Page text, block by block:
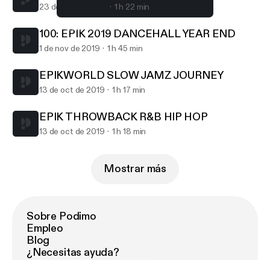
EPIKWORLD JOURNEY
23 de nov de 2019 1 h 22 min
100: EPIK 2019 DANCEHALL YEAR END
1 de nov de 2019 1 h 45 min
EPIKWORLD SLOW JAMZ JOURNEY
13 de oct de 2019 1 h 17 min
EPIK THROWBACK R&B HIP HOP
13 de oct de 2019 1 h 18 min
Mostrar más
Sobre Podimo
Empleo
Blog
¿Necesitas ayuda?